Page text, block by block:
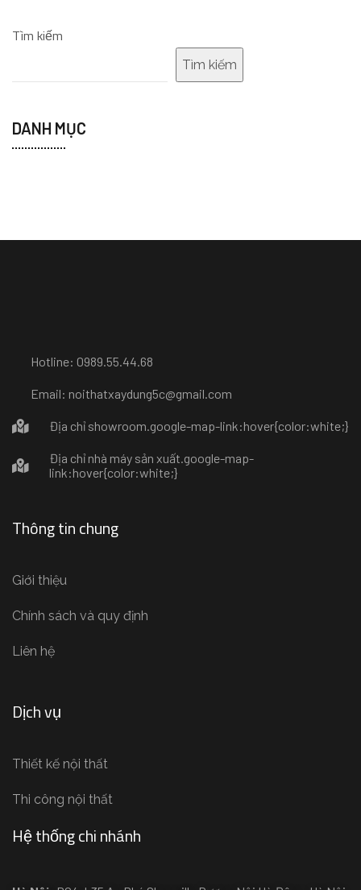
Tìm kiếm
Tìm kiếm
DANH MỤC
Hotline: 0989.55.44.68
Email: noithatxaydung5c@gmail.com
Địa chỉ showroom.google-map-link:hover{color:white;}
Địa chỉ nhà máy sản xuất.google-map-
link:hover{color:white;}
Thông tin chung
Giới thiệu
Chính sách và quy định
Liên hệ
Dịch vụ
Thiết kế nội thất
Thi công nội thất
Hệ thống chi nhánh